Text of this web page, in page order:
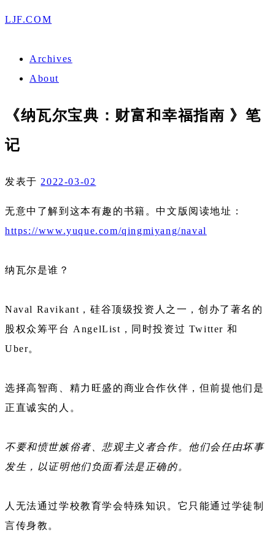
LJF.COM
Archives
About
《纳瓦尔宝典：财富和幸福指南 》笔
记
发表于 2022-03-02
无意中了解到这本有趣的书籍。中文版阅读地址：
https://www.yuque.com/qingmiyang/naval
纳瓦尔是谁？
Naval Ravikant，硅谷顶级投资人之一，创办了著名的
股权众筹平台 AngelList，同时投资过 Twitter 和
Uber。
选择高智商、精力旺盛的商业合作伙伴，但前提他们是
正直诚实的人。
不要和愤世嫉俗者、悲观主义者合作。他们会任由坏事
发生，以证明他们负面看法是正确的。
人无法通过学校教育学会特殊知识。它只能通过学徒制
言传身教。